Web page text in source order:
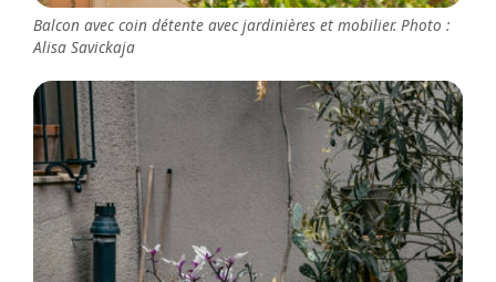
Balcon avec coin détente avec jardinières et mobilier. Photo :
Alisa Savickaja